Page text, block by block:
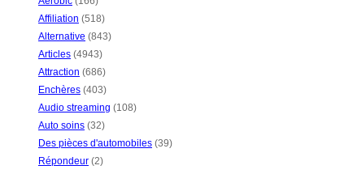
Affiliation (518)
Alternative (843)
Articles (4943)
Attraction (686)
Enchères (403)
Audio streaming (108)
Auto soins (32)
Des pièces d'automobiles (39)
Répondeur (2)